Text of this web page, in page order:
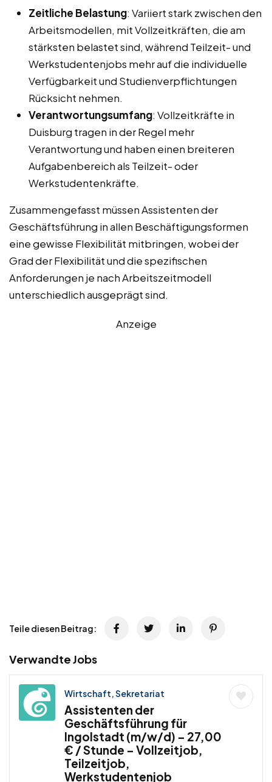
Zeitliche Belastung: Variiert stark zwischen den
Arbeitsmodellen, mit Vollzeitkräften, die am
stärksten belastet sind, während Teilzeit- und
Werkstudentenjobs mehr auf die individuelle
Verfügbarkeit und Studienverpflichtungen
Rücksicht nehmen.
Verantwortungsumfang: Vollzeitkräfte in
Duisburg tragen in der Regel mehr
Verantwortung und haben einen breiteren
Aufgabenbereich als Teilzeit- oder
Werkstudentenkräfte.
Zusammengefasst müssen Assistenten der
Geschäftsführung in allen Beschäftigungsformen
eine gewisse Flexibilität mitbringen, wobei der
Grad der Flexibilität und die spezifischen
Anforderungen je nach Arbeitszeitmodell
unterschiedlich ausgeprägt sind.
Anzeige
Teile diesen Beitrag:
Verwandte Jobs
Wirtschaft, Sekretariat
Assistenten der
Geschäftsführung für
Ingolstadt (m/w/d) – 27,00
€ / Stunde – Vollzeitjob,
Teilzeitjob,
Werkstudentenjob